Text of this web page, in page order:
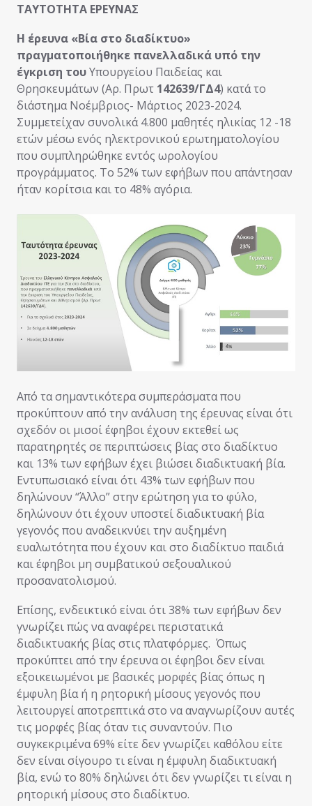
ΤΑΥΤΟΤΗΤΑ ΕΡΕΥΝΑΣ
Η έρευνα «Βία στο διαδίκτυο»
πραγματοποιήθηκε πανελλαδικά υπό την
έγκριση τουΥπουργείου Παιδείας και
Θρησκευμάτων (Αρ. Πρωτ 142639/ΓΔ4) κατά το
διάστημα Νοέμβριος- Μάρτιος 2023-2024.
Συμμετείχαν συνολικά 4.800 μαθητές ηλικίας 12 -18
ετών μέσω ενός ηλεκτρονικού ερωτηματολογίου
που συμπληρώθηκε εντός ωρολογίου
προγράμματος. Το 52% των εφήβων που απάντησαν
ήταν κορίτσια και το 48% αγόρια.
Από τα σημαντικότερα συμπεράσματα που
προκύπτουν από την ανάλυση της έρευνας είναι ότι
σχεδόν οι μισοί έφηβοι έχουν εκτεθεί ως
παρατηρητές σε περιπτώσεις βίας στο διαδίκτυο
και 13% των εφήβων έχει βιώσει διαδικτυακή βία.
Εντυπωσιακό είναι ότι 43% των εφήβων που
δηλώνουν “Άλλο” στην ερώτηση για το φύλο,
δηλώνουν ότι έχουν υποστεί διαδικτυακή βία
γεγονός που αναδεικνύει την αυξημένη
ευαλωτότητα που έχουν και στο διαδίκτυο παιδιά
και έφηβοι μη συμβατικού σεξουαλικού
προσανατολισμού.
Επίσης, ενδεικτικό είναι ότι 38% των εφήβων δεν
γνωρίζει πώς να αναφέρει περιστατικά
διαδικτυακής βίας στις πλατφόρμες. Όπως
προκύπτει από την έρευνα οι έφηβοι δεν είναι
εξοικειωμένοι με βασικές μορφές βίας όπως η
έμφυλη βία ή η ρητορική μίσους γεγονός που
λειτουργεί αποτρεπτικά στο να αναγνωρίζουν αυτές
τις μορφές βίας όταν τις συναντούν. Πιο
συγκεκριμένα 69% είτε δεν γνωρίζει καθόλου είτε
δεν είναι σίγουρο τι είναι η έμφυλη διαδικτυακή
βία, ενώ το 80% δηλώνει ότι δεν γνωρίζει τι είναι η
ρητορική μίσους στο διαδίκτυο.